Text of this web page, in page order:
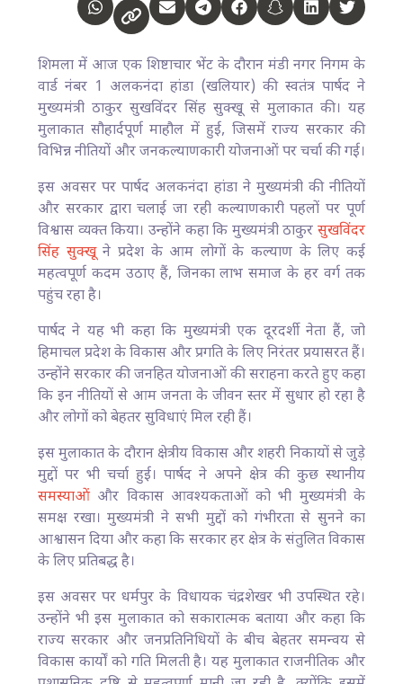
शिमला में आज एक शिष्टाचार भेंट के दौरान मंडी नगर निगम के
वार्ड नंबर 1 अलकनंदा हांडा (खलियार) की स्वतंत्र पार्षद ने
मुख्यमंत्री ठाकुर सुखविंदर सिंह सुक्खू से मुलाकात की। यह
मुलाकात सौहार्दपूर्ण माहौल में हुई, जिसमें राज्य सरकार की
विभिन्न नीतियों और जनकल्याणकारी योजनाओं पर चर्चा की गई।
इस अवसर पर पार्षद अलकनंदा हांडा ने मुख्यमंत्री की नीतियों
और सरकार द्वारा चलाई जा रही कल्याणकारी पहलों पर पूर्ण
विश्वास व्यक्त किया। उन्होंने कहा कि मुख्यमंत्री ठाकुर सुखविंदर
सिंह सुक्खूने प्रदेश के आम लोगों के कल्याण के लिए कई
महत्वपूर्ण कदम उठाए हैं, जिनका लाभ समाज के हर वर्ग तक
पहुंच रहा है।
पार्षद ने यह भी कहा कि मुख्यमंत्री एक दूरदर्शी नेता हैं, जो
हिमाचल प्रदेश के विकास और प्रगति के लिए निरंतर प्रयासरत हैं।
उन्होंने सरकार की जनहित योजनाओं की सराहना करते हुए कहा
कि इन नीतियों से आम जनता के जीवन स्तर में सुधार हो रहा है
और लोगों को बेहतर सुविधाएं मिल रही हैं।
इस मुलाकात के दौरान क्षेत्रीय विकास और शहरी निकायों से जुड़े
मुद्दों पर भी चर्चा हुई। पार्षद ने अपने क्षेत्र की कुछ स्थानीय
समस्याओं और विकास आवश्यकताओं को भी मुख्यमंत्री के
समक्ष रखा। मुख्यमंत्री ने सभी मुद्दों को गंभीरता से सुनने का
आश्वासन दिया और कहा कि सरकार हर क्षेत्र के संतुलित विकास
के लिए प्रतिबद्ध है।
इस अवसर पर धर्मपुर के विधायक चंद्रशेखर भी उपस्थित रहे।
उन्होंने भी इस मुलाकात को सकारात्मक बताया और कहा कि
राज्य सरकार और जनप्रतिनिधियों के बीच बेहतर समन्वय से
विकास कार्यों को गति मिलती है। यह मुलाकात राजनीतिक और